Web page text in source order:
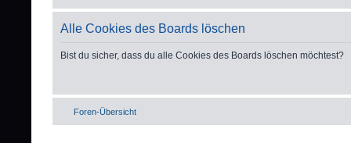
Alle Cookies des Boards löschen
Bist du sicher, dass du alle Cookies des Boards löschen möchtest?
Foren-Übersicht